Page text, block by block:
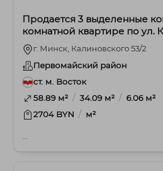
Продается 3 выделенные
комнатной квартире по ул.
53/2г. Минск, Калиновского 53/2
Первомайский район
ст. м. Восток
58.89 м² / 34.09 м² / 6.06 м²
2704 BYN / м²